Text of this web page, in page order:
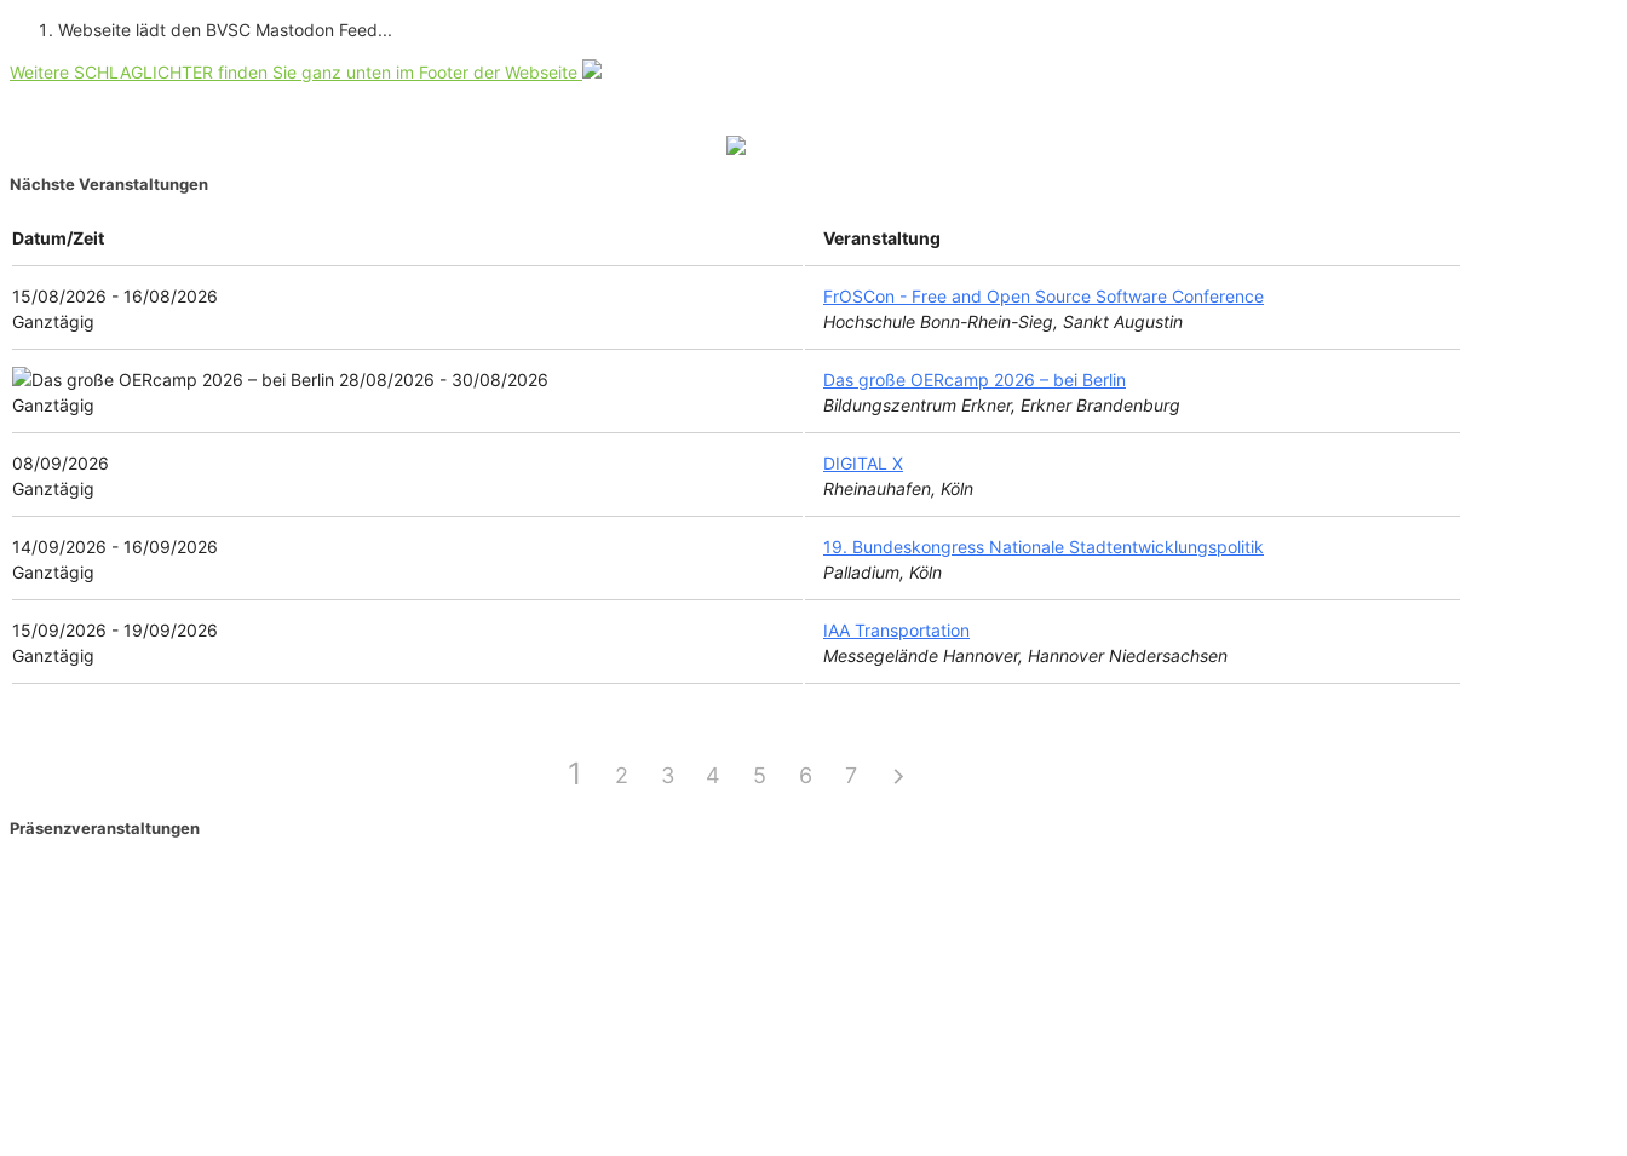
Webseite lädt den BVSC Mastodon Feed...
Weitere SCHLAGLICHTER finden Sie ganz unten im Footer der Webseite
Nächste Veranstaltungen
Datum/Zeit Veranstaltung
15/08/2026 - 16/08/2026
Ganztägig
FrOSCon - Free and Open Source Software Conference
Hochschule Bonn-Rhein-Sieg, Sankt Augustin
28/08/2026 - 30/08/2026
Ganztägig
Das große OERcamp 2026 – bei Berlin
Bildungszentrum Erkner, Erkner Brandenburg
08/09/2026
Ganztägig
DIGITAL X
Rheinauhafen, Köln
14/09/2026 - 16/09/2026
Ganztägig
19. Bundeskongress Nationale Stadtentwicklungspolitik
Palladium, Köln
15/09/2026 - 19/09/2026
Ganztägig
IAA Transportation
Messegelände Hannover, Hannover Niedersachsen
1 2 3 4 5 6 7
Präsenzveranstaltungen